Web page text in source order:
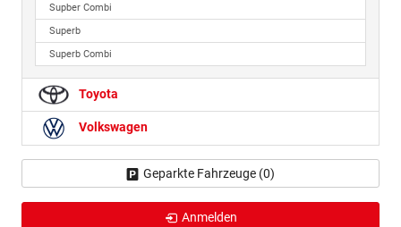
Supber Combi
Superb
Superb Combi
Toyota
Volkswagen
Geparkte Fahrzeuge (0)
Anmelden